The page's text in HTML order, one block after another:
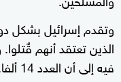
وتقدم إسرائيل بشكل
الذين تعتقد أنهم
فيه إلى أن العدد 14 ألفا.